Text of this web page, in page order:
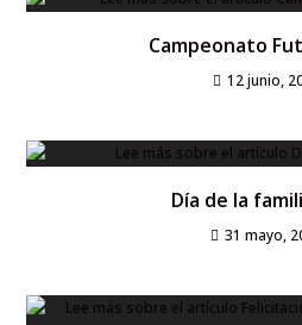
Campeonato
12 junio,
Día de la
31 mayo,